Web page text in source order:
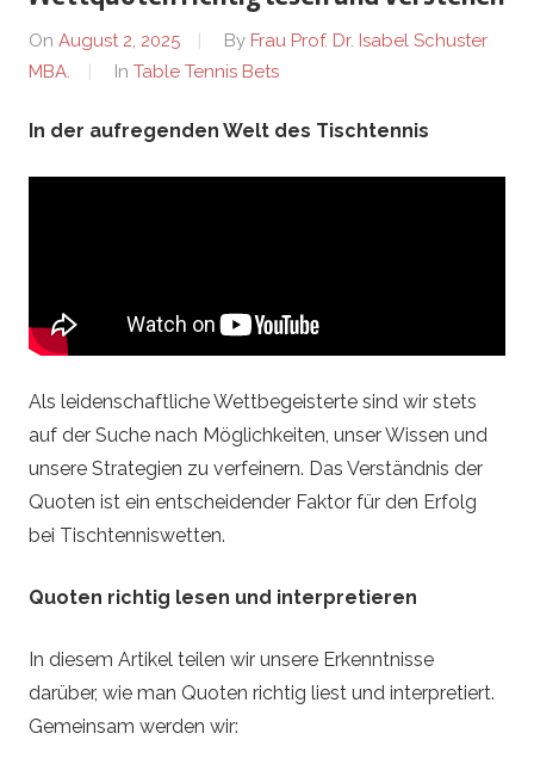
b
u
r
.
d
e
–
T
a
b
l
On August 2, 2025 By Frau Prof. Dr. Isabel Schuster
MBA.
In Table Tennis Bets
In der aufregenden Welt des Tischtennis
Als leidenschaftliche Wettbegeisterte sind wir stets
auf der Suche nach Möglichkeiten, unser Wissen und
unsere Strategien zu verfeinern. Das Verständnis der
Quoten ist ein entscheidender Faktor für den Erfolg
bei Tischtenniswetten.
Quoten richtig lesen und interpretieren
In diesem Artikel teilen wir unsere Erkenntnisse
darüber, wie man Quoten richtig liest und interpretiert.
Gemeinsam werden wir: